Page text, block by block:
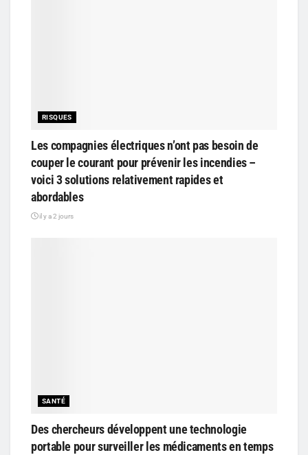
RISQUES
Les compagnies électriques n’ont pas besoin de
couper le courant pour prévenir les incendies –
voici 3 solutions relativement rapides et
abordables
il y a 2 jours
SANTÉ
Des chercheurs développent une technologie
portable pour surveiller les médicaments en temps